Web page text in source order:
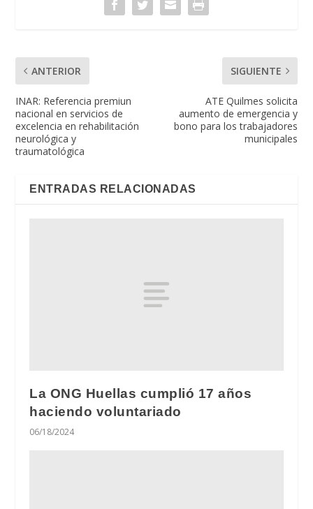
ANTERIOR
INAR: Referencia premiun
nacional en servicios de
excelencia en rehabilitación
neurológica y
traumatológica
SIGUIENTE
ATE Quilmes solicita
aumento de emergencia y
bono para los trabajadores
municipales
ENTRADAS RELACIONADAS
La ONG Huellas cumplió 17 años
haciendo voluntariado
06/18/2024